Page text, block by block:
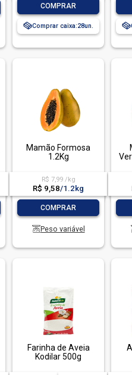
COMPRAR
Comprar caixa:28
Mamão Formosa
1.2Kg
R$ 7,99 /kg
R$ 9,58/1.2kg
COMPRAR
Peso variável
Farinha de Aveia
Kodilar 500g